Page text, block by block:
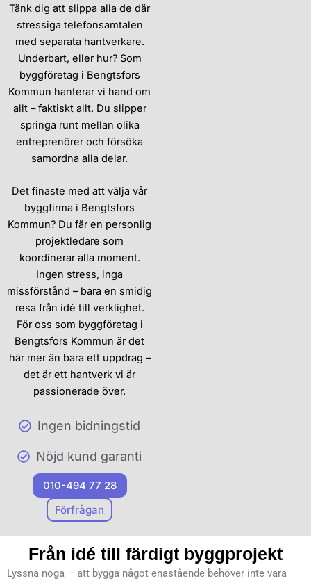
Tänk dig att slippa alla de där
stressiga telefonsamtalen
med separata hantverkare.
Underbart, eller hur? Som
byggföretag i Bengtsfors
Kommun hanterar vi hand om
allt – faktiskt allt. Du slipper
springa runt mellan olika
entreprenörer och försöka
samordna alla delar.
Det finaste med att välja vår
byggfirma i Bengtsfors
Kommun? Du får en personlig
projektledare som
koordinerar alla moment.
Ingen stress, inga
missförstånd – bara en smidig
resa från idé till verklighet.
För oss som byggföretag i
Bengtsfors Kommun är det
här mer än bara ett uppdrag –
det är ett hantverk vi är
passionerade över.
Ingen bidningstid
Nöjd kund garanti
010-494 77 28
Förfrågan
Från idé till färdigt byggprojekt
Lyssna noga – att bygga något enastående behöver inte vara